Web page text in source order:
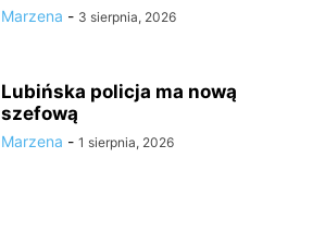
Marzena - 3 sierpnia, 2026
Lubińska policja ma nową
szefową
Marzena - 1 sierpnia, 2026